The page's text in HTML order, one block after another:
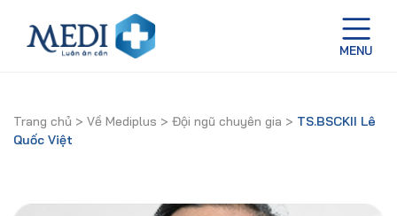
Trang chủ > Về Mediplus > Đội ngũ chuyên gia > TS.BSCKII Lê
Quốc Việt